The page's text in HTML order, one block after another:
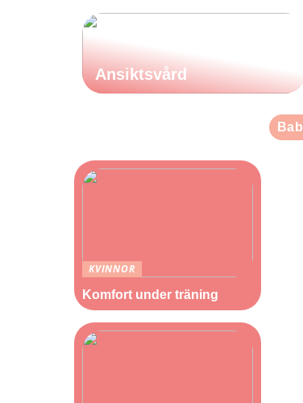
Ansiktsvård
KVINNOR
Komfort under träning